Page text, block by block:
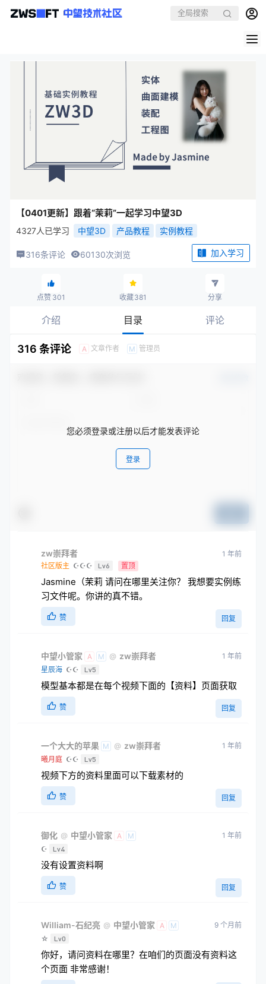
【0401更新】跟着“茉莉”一起学习中望3D
4327人已学习 中望3D 产品教程 实例教程
316条评论 60130次浏览 加入学习
点赞 301 收藏381 分享
介绍 目录 评论
316 条评论 A 文章作者 M 管理员
您必须登录或注册以后才能发表评论
登录
zw崇拜者
社区版主 ☪☪☪ Lv6 置顶
1 年前
Jasmine（茉莉 请问在哪里关注你？ 我想要实例练
习文件呢。你讲的真不错。
赞 回复
中望小管家 A M @ zw崇拜者
星辰海 ☪☪ Lv5
1 年前
模型基本都是在每个视频下面的【资料】页面获取
赞 回复
一个大大的苹果 M @ zw崇拜者
曦月庭 ☪☪ Lv5
1 年前
视频下方的资料里面可以下载素材的
赞 回复
御化 @ 中望小管家 A
M
☪
Lv4
1 年前
没有设置资料啊
赞 回复
William-石纪亮 @ 中望小管家 A
M
☆
Lv0
9 个月前
你好，请问资料在哪里？在咱们的页面没有资料这
个页面 非常感谢！